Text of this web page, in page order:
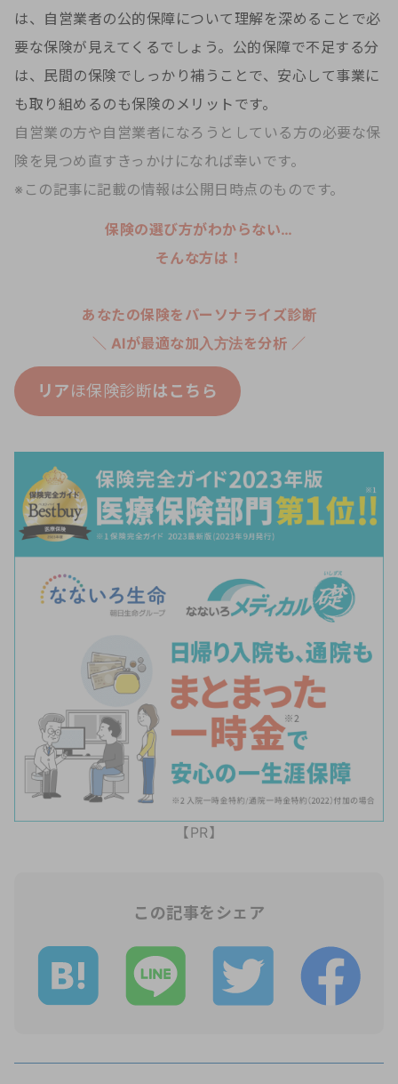
は、自営業者の公的保障について理解を深めることで必
要な保険が見えてくるでしょう。公的保障で不足する分
は、民間の保険でしっかり補うことで、安心して事業に
も取り組めるのも保険のメリットです。
自営業の方や自営業者になろうとしている方の必要な保
険を見つめ直すきっかけになれば幸いです。
※この記事に記載の情報は公開日時点のものです。
保険の選び方がわからない…
そんな方は！
あなたの保険をパーソナライズ診断
＼ AIが最適な加入方法を分析 ／
リアほ保険診断はこちら
【PR】
この記事をシェア